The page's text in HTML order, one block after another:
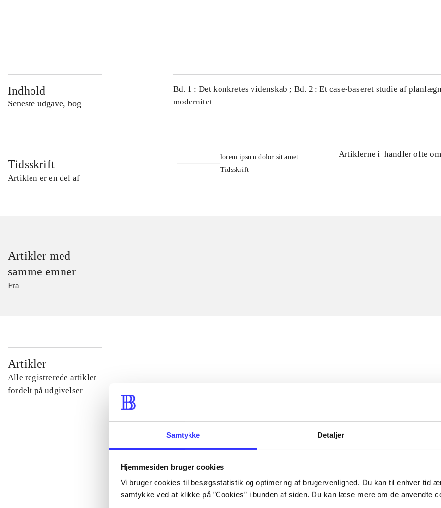
Samtykke Detaljer
Hjemmesiden bruger cookies
Vi bruger cookies til besøgsstatistik og optimering af brugervenlighed. Du kan til enhver tid
samtykke ved at klikke på ”Cookies” i bunden af siden. Du kan læse mere om de anvendte
Indhold
Seneste udgave, bog
Bd. 1 : Det konkretes videnskab ; Bd. 2 : Et case-baseret studie af
modernitet
Tidsskrift
Artiklen er en del af
lorem ipsum dolor sit amet ...
Tidsskrift
Artiklerne i handler ofte om
Artikler med
samme emner
Fra
Artikler
Alle registrerede artikler
fordelt på udgivelser
...
...
...